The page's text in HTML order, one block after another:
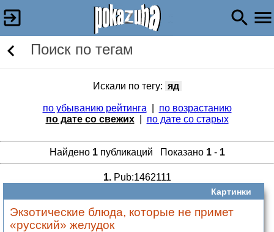
Поиск по тегам
Искали по тегу: яд
по убыванию рейтинга
по возрастанию
по дате со свежих| по дате со старых
Найдено 1публикаций Показано 1- 1
1.Pub:1462111
Картинки
Экзотические блюда, которые не примет
«русский» желудок